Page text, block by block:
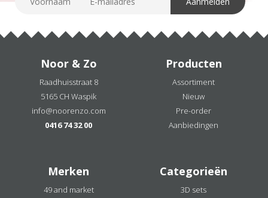
Noor & Zo
Raadhuisstraat 8
5165 CH Waspik
info@noorenzo.com
0416 74 32 00
Producten
Assortiment
Nieuw
Pre-order
Aanbiedingen
Merken
49 and market
Categorieën
3D sets